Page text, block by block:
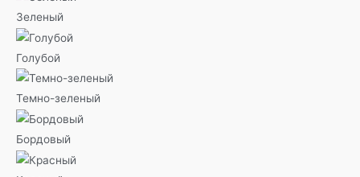
Зеленый
Голубой
Темно-зеленый
Бордовый